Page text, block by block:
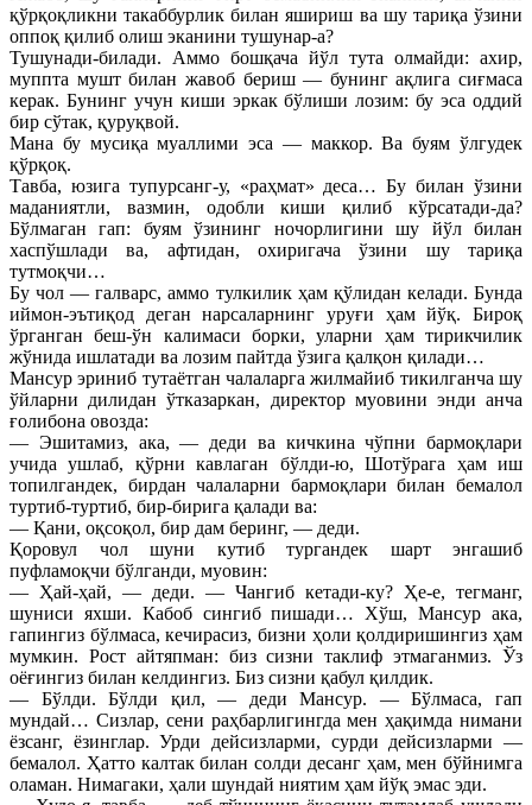
қўрқоқликни такаббурлик билан яшириш ва шу тариқа ўзини
оппоқ қилиб олиш эканини тушунар-а?
Тушунади-билади. Аммо бошқача йўл тута олмайди: ахир,
муппта мушт билан жавоб бериш — бунинг ақлига сиғмаса
керак. Бунинг учун киши эркак бўлиши лозим: бу эса оддий
бир сўтак, қуруқвой.
Мана бу мусиқа муаллими эса — маккор. Ва буям ўлгудек
қўрқоқ.
Тавба, юзига тупурсанг-у, «раҳмат» деса… Бу билан ўзини
маданиятли, вазмин, одобли киши қилиб кўрсатади-да?
Бўлмаган гап: буям ўзининг ночорлигини шу йўл билан
хаспўшлади ва, афтидан, охиригача ўзини шу тариқа
тутмоқчи…
Бу чол — галварс, аммо тулкилик ҳам қўлидан келади. Бунда
иймон-эътиқод деган нарсаларнинг уруғи ҳам йўқ. Бироқ
ўрганган беш-ўн калимаси борки, уларни ҳам тирикчилик
жўнида ишлатади ва лозим пайтда ўзига қалқон қилади…
Мансур эриниб тутаётган чалаларга жилмайиб тикилганча шу
ўйларни дилидан ўтказаркан, директор муовини энди анча
ғолибона овозда:
— Эшитамиз, ака, — деди ва кичкина чўпни бармоқлари
учида ушлаб, қўрни кавлаган бўлди-ю, Шотўрага ҳам иш
топилгандек, бирдан чалаларни бармоқлари билан бемалол
туртиб-туртиб, бир-бирига қалади ва:
— Қани, оқсоқол, бир дам беринг, — деди.
Қоровул чол шуни кутиб тургандек шарт энгашиб
пуфламоқчи бўлганди, муовин:
— Ҳай-ҳай, — деди. — Чангиб кетади-ку? Ҳе-е, тегманг,
шуниси яхши. Кабоб сингиб пишади… Хўш, Мансур ака,
гапингиз бўлмаса, кечирасиз, бизни ҳоли қолдиришингиз ҳам
мумкин. Рост айтяпман: биз сизни таклиф этмаганмиз. Ўз
оёғингиз билан келдингиз. Биз сизни қабул қилдик.
— Бўлди. Бўлди қил, — деди Мансур. — Бўлмаса, гап
мундай… Сизлар, сени раҳбарлигингда мен ҳақимда нимани
ёзсанг, ёзинглар. Урди дейсизларми, сурди дейсизларми —
бемалол. Ҳатто калтак билан солди десанг ҳам, мен бўйнимга
оламан. Нимагаки, ҳали шундай ниятим ҳам йўқ эмас эди.